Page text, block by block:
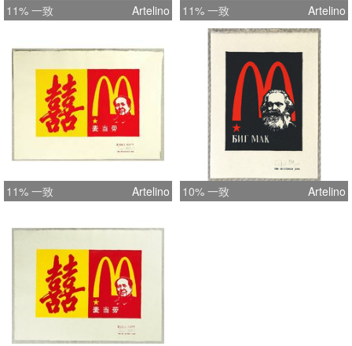
11% 一致 Artelino 11% 一致 Artelino
11% 一致 Artelino 10% 一致 Artelino